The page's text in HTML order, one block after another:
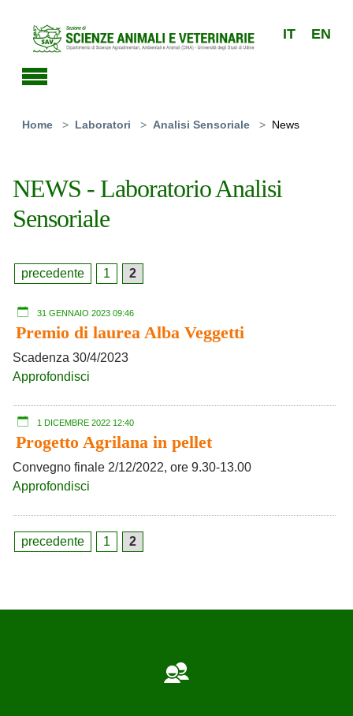
IT EN
Home Laboratori Analisi Sensoriale News
NEWS - Laboratorio Analisi
Sensoriale
precedente 1 2
31 GENNAIO 2023 09:46
Premio di laurea Alba Veggetti
Scadenza 30/4/2023
Approfondisci
1 DICEMBRE 2022 12:40
Progetto Agrilana in pellet
Convegno finale 2/12/2022, ore 9.30-13.00
Approfondisci
precedente 1 2